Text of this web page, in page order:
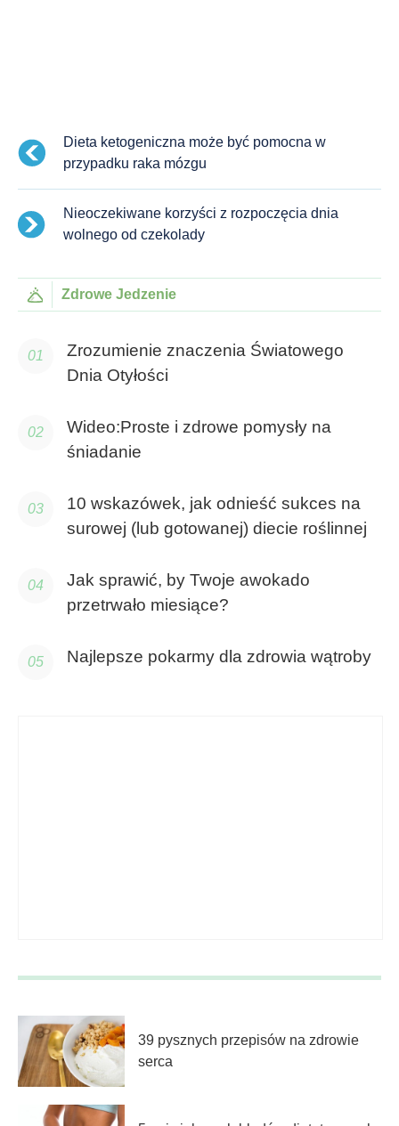
Dieta ketogeniczna może być pomocna w
przypadku raka mózgu
Nieoczekiwane korzyści z rozpoczęcia dnia
wolnego od czekolady
Zdrowe Jedzenie
Zrozumienie znaczenia Światowego
Dnia Otyłości
Wideo:Proste i zdrowe pomysły na
śniadanie
10 wskazówek, jak odnieść sukces na
surowej (lub gotowanej) diecie roślinnej
Jak sprawić, by Twoje awokado
przetrwało miesiące?
Najlepsze pokarmy dla zdrowia wątroby
39 pysznych przepisów na zdrowie
serca